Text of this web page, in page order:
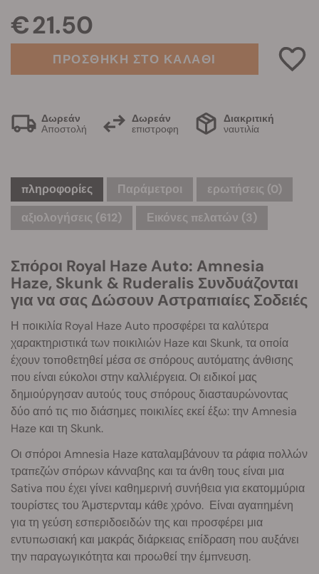
€ 21.50
ΠΡΟΣΘΗΚΗ ΣΤΟ ΚΑΛΑΘΙ
Δωρεάν
Αποστολή
Δωρεάν
επιστροφη
Διακριτική
ναυτιλία
πληροφορίες Παράμετροι ερωτήσεις (0)
αξιολογήσεις (612)
Εικόνες πελατών (3)
Σπόροι Royal Haze Auto: Amnesia
Haze, Skunk & Ruderalis Συνδυάζονται
για να σας Δώσουν Αστραπιαίες Σοδειές
Η ποικιλία Royal Haze Auto προσφέρει τα καλύτερα
χαρακτηριστικά των ποικιλιών Haze και Skunk, τα οποία
έχουν τοποθετηθεί μέσα σε σπόρους αυτόματης άνθισης
που είναι εύκολοι στην καλλιέργεια. Οι ειδικοί μας
δημιούργησαν αυτούς τους σπόρους διασταυρώνοντας
δύο από τις πιο διάσημες ποικιλίες εκεί έξω: την Amnesia
Haze και τη Skunk.
Οι σπόροι Amnesia Haze καταλαμβάνουν τα ράφια πολλών
τραπεζών σπόρων κάνναβης και τα άνθη τους είναι μια
Sativa που έχει γίνει καθημερινή συνήθεια για εκατομμύρια
τουρίστες του Άμστερνταμ κάθε χρόνο. Είναι αγαπημένη
για τη γεύση εσπεριδοειδών της και προσφέρει μια
εντυπωσιακή και μακράς διάρκειας επίδραση που αυξάνει
την παραγωγικότητα και προωθεί την έμπνευση.